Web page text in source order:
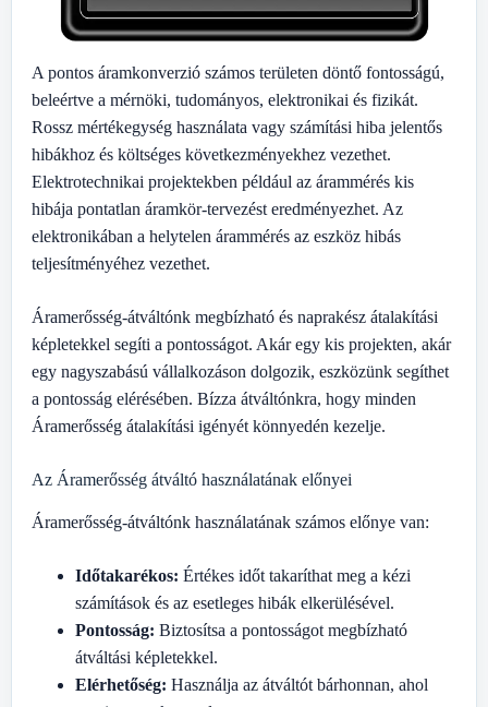
A pontos áramkonverzió számos területen döntő fontosságú,
beleértve a mérnöki, tudományos, elektronikai és fizikát.
Rossz mértékegység használata vagy számítási hiba jelentős
hibákhoz és költséges következményekhez vezethet.
Elektrotechnikai projektekben például az árammérés kis
hibája pontatlan áramkör-tervezést eredményezhet. Az
elektronikában a helytelen árammérés az eszköz hibás
teljesítményéhez vezethet.
Áramerősség-átváltónk megbízható és naprakész átalakítási
képletekkel segíti a pontosságot. Akár egy kis projekten, akár
egy nagyszabású vállalkozáson dolgozik, eszközünk segíthet
a pontosság elérésében. Bízza átváltónkra, hogy minden
Áramerősség átalakítási igényét könnyedén kezelje.
Az Áramerősség átváltó használatának előnyei
Áramerősség-átváltónk használatának számos előnye van:
Időtakarékos: Értékes időt takaríthat meg a kézi
számítások és az esetleges hibák elkerülésével.
Pontosság: Biztosítsa a pontosságot megbízható
átváltási képletekkel.
Elérhetőség: Használja az átváltót bárhonnan, ahol